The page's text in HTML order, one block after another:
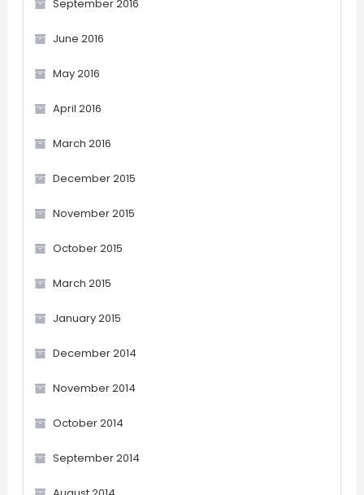
September 2016
June 2016
May 2016
April 2016
March 2016
December 2015
November 2015
October 2015
March 2015
January 2015
December 2014
November 2014
October 2014
September 2014